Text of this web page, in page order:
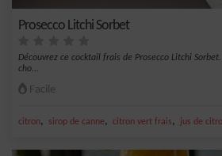
Prosecco Litchi Sorbet
Découvrez ce cocktail frais de Prosecco Litchi
cho...
Facile
citron, sirop de canne, citron vert frais, jus de